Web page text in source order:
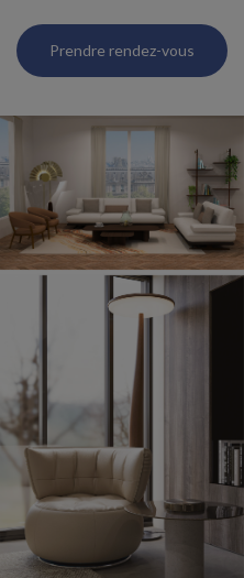
Prendre rendez-vous